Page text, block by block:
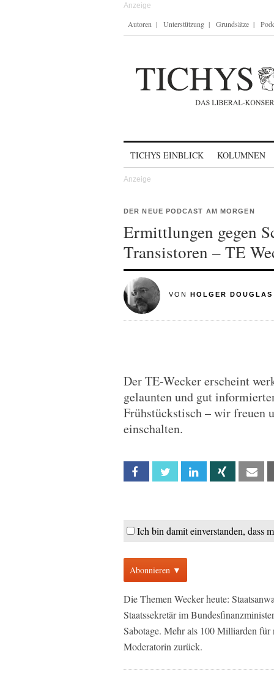
Autoren Unterstützung Grundsätze
TICHYS EINBLICK KOLUMNEN
DER NEUE PODCAST AM MORGEN
Ermittlungen gegen
Transistoren – TE
VON HOLGER DOUGLAS
Der TE-Wecker erscheint
gelaunten und gut
Frühstückstisch – wir freuen
einschalten.
Facebook Twitter Linkedin Xing
Ich bin damit einverstanden, dass
Abonnieren ▼
Die Themen Wecker heute:
Staatssekretär im
Sabotage. Mehr als 100 Milliarden
Moderatorin zurück.